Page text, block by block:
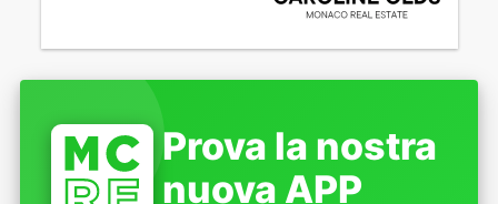
Prova la nostra
nuova APP